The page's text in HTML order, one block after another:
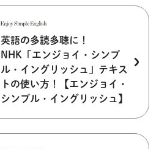
英語の多読多聴に！
NHK「エンジョイ・シンプ
ル・イングリッシュ」テキス
トの使い方！【エンジョイ・
シンプル・イングリッシュ】